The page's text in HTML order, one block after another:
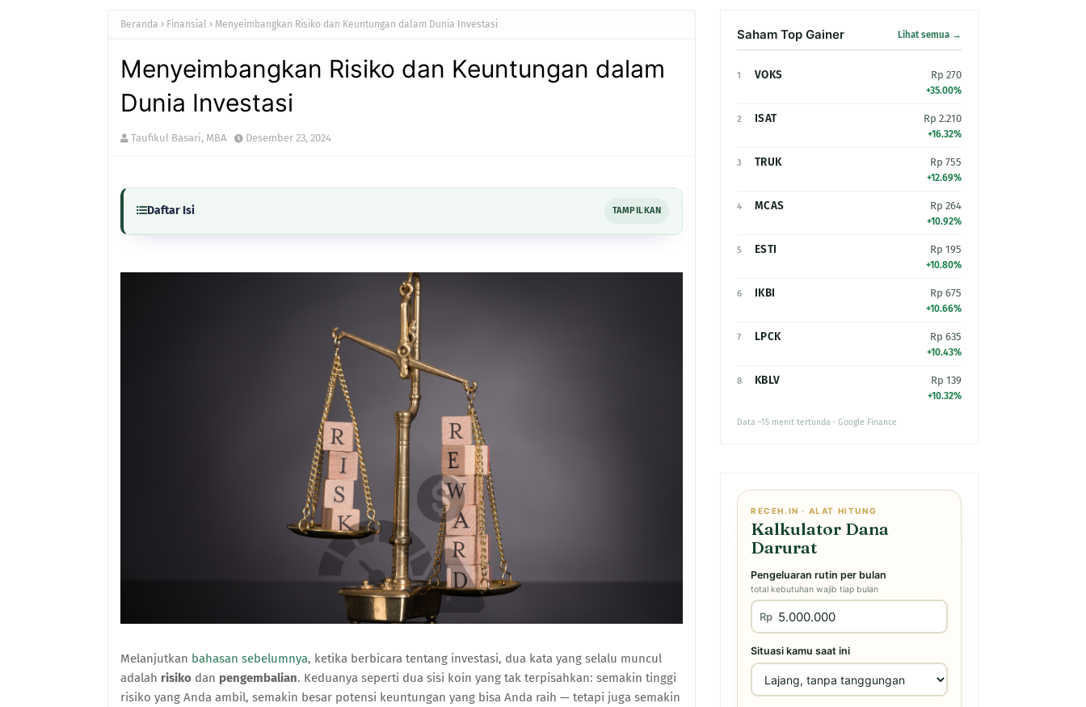
Beranda Finansial Menyeimbangkan Risiko dan Keuntungan dalam Dunia Investasi
Menyeimbangkan Risiko dan Keuntungan dalam
Dunia Investasi
Taufikul Basari, MBA Desember 23, 2024
Daftar Isi TAMPILKAN
Melanjutkan bahasan sebelumnya, ketika berbicara tentang investasi, dua kata yang selalu muncul
adalah risiko dan pengembalian. Keduanya seperti dua sisi koin yang tak terpisahkan: semakin tinggi
risiko yang Anda ambil, semakin besar potensi keuntungan yang bisa Anda raih — tetapi juga semakin
Saham Top Gainer Lihat semua →
1 VOKS Rp 270
+35.00%
2 ISAT Rp 2.210
+16.32%
3 TRUK Rp 755
+12.69%
4 MCAS Rp 264
+10.92%
5 ESTI Rp 195
+10.80%
6 IKBI Rp 675
+10.66%
7 LPCK Rp 635
+10.43%
8 KBLV Rp 139
+10.32%
Data ~15 menit tertunda · Google Finance
RECEH.IN · ALAT HITUNG
Kalkulator Dana
Darurat
Pengeluaran rutin per bulan
total kebutuhan wajib tiap bulan
Rp
Situasi kamu saat ini